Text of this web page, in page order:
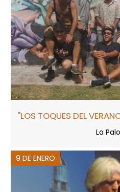
"LOS TOQUES DEL
La
9 DE ENERO